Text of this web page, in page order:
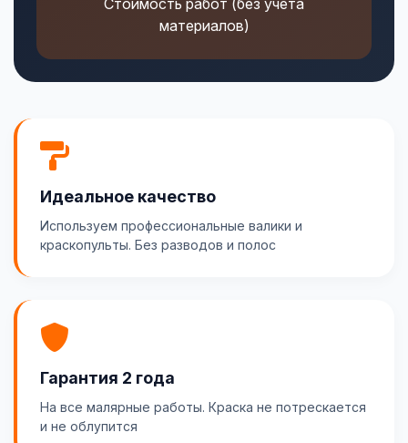
Стоимость работ (без учета
материалов)
Идеальное качество
Используем профессиональные валики и
краскопульты. Без разводов и полос
Гарантия 2 года
На все малярные работы. Краска не потрескается
и не облупится